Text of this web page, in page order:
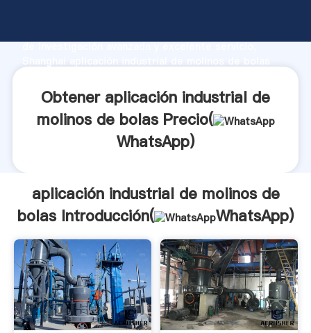
de investigación avanzada y excelente servicio,
clientes.
Obtener aplicación industrial de
molinos de bolas Precio(
WhatsApp)
aplicación industrial de molinos de
bolas Introducción(
WhatsApp)